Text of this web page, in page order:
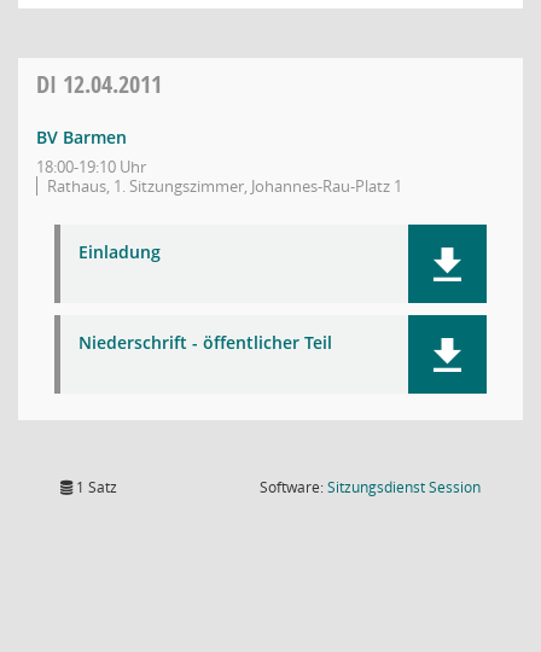
DI 12.04.2011
BV Barmen
18:00-19:10 Uhr
Rathaus, 1. Sitzungszimmer, Johannes-Rau-Platz 1
Einladung
Niederschrift - öffentlicher Teil
1 Satz Software:SitzungsdienstSession(Wird in